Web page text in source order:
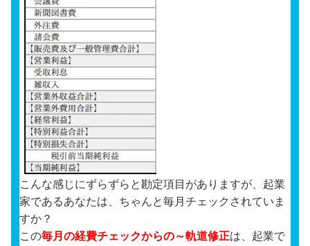
こんな感じにずらずらと勘定項目がありますが、起業
家であるあなたは、ちゃんと毎月チェックされていま
すか？
この毎月の経費チェックからの～軌道修正は、起業で